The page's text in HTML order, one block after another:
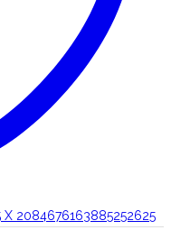
X 2084676163885252625